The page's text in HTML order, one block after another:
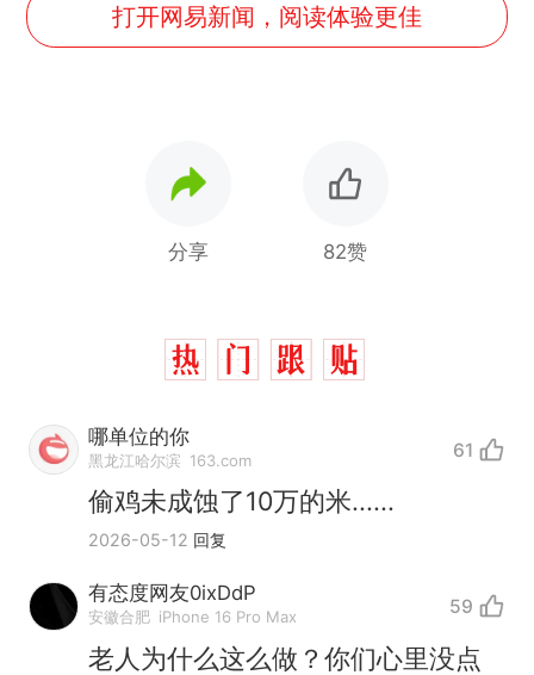
打开网易新闻，阅读体验更佳
分享 82赞
哪单位的你
黑龙江哈尔滨 163.com 61
偷鸡未成蚀了10万的米......
2026-05-12 回复
有态度网友0ixDdP
安徽合肥 iPhone 16 Pro Max 59
老人为什么这么做？你们心里没点